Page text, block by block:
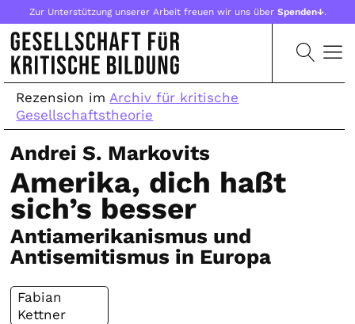
Zur Unterstützung unserer Arbeit freuen wir uns über Spenden↓.
Rezension imArchiv für kritische
Gesellschaftstheorie
Andrei S. Markovits
Amerika, dich haßt
sich’s besser
Antiamerikanismus und
Antisemitismus in Europa
Fabian
Kettner